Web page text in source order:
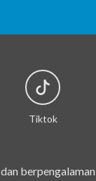
Tiktok